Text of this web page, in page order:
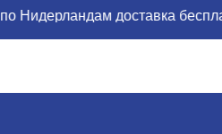
доставка бесплатная